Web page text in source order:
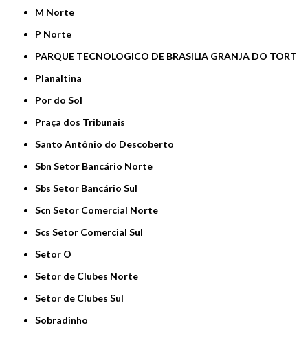
M Norte
P Norte
PARQUE TECNOLOGICO DE BRASILIA GRANJA DO TORT
Planaltina
Por do Sol
Praça dos Tribunais
Santo Antônio do Descoberto
Sbn Setor Bancário Norte
Sbs Setor Bancário Sul
Scn Setor Comercial Norte
Scs Setor Comercial Sul
Setor O
Setor de Clubes Norte
Setor de Clubes Sul
Sobradinho